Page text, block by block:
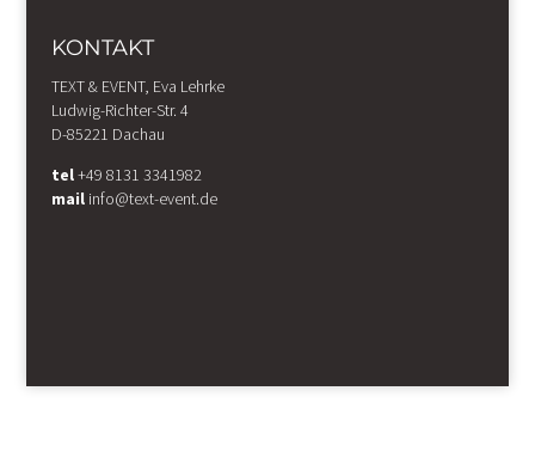
KONTAKT
TEXT & EVENT, Eva Lehrke
Ludwig-Richter-Str. 4
D-85221 Dachau
tel+49 8131 3341982
mailinfo@text-event.de